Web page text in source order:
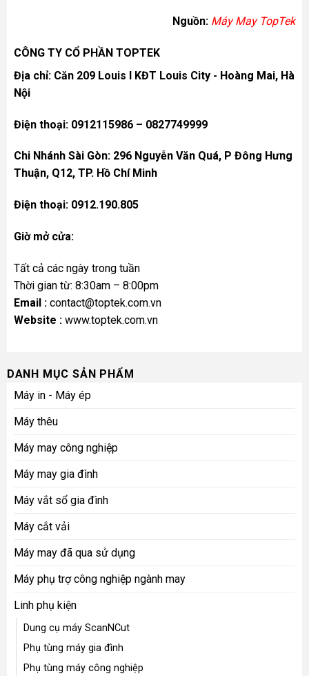
Nguồn: Máy May TopTek
CÔNG TY CỔ PHẦN TOPTEK
Địa chỉ: Căn 209 Louis I KĐT Louis City - Hoàng Mai, Hà
Nội
Điện thoại: 0912115986 – 0827749999
Chi Nhánh Sài Gòn: 296 Nguyễn Văn Quá, P Đông Hưng
Thuận, Q12, TP. Hồ Chí Minh
Điện thoại: 0912.190.805
Giờ mở cửa:
Tất cả các ngày trong tuần
Thời gian từ: 8:30am – 8:00pm
Email : contact@toptek.com.vn
Website : www.toptek.com.vn
DANH MỤC SẢN PHẨM
Máy in - Máy ép
Máy thêu
Máy may công nghiệp
Máy may gia đình
Máy vắt sổ gia đình
Máy cắt vải
Máy may đã qua sử dụng
Máy phụ trợ công nghiệp ngành may
Linh phụ kiện
Dung cụ máy ScanNCut
Phụ tùng máy gia đình
Phụ tùng máy công nghiệp